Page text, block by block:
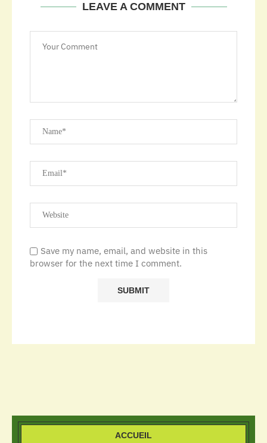
LEAVE A COMMENT
Save my name, email, and website in this
browser for the next time I comment.
ACCUEIL